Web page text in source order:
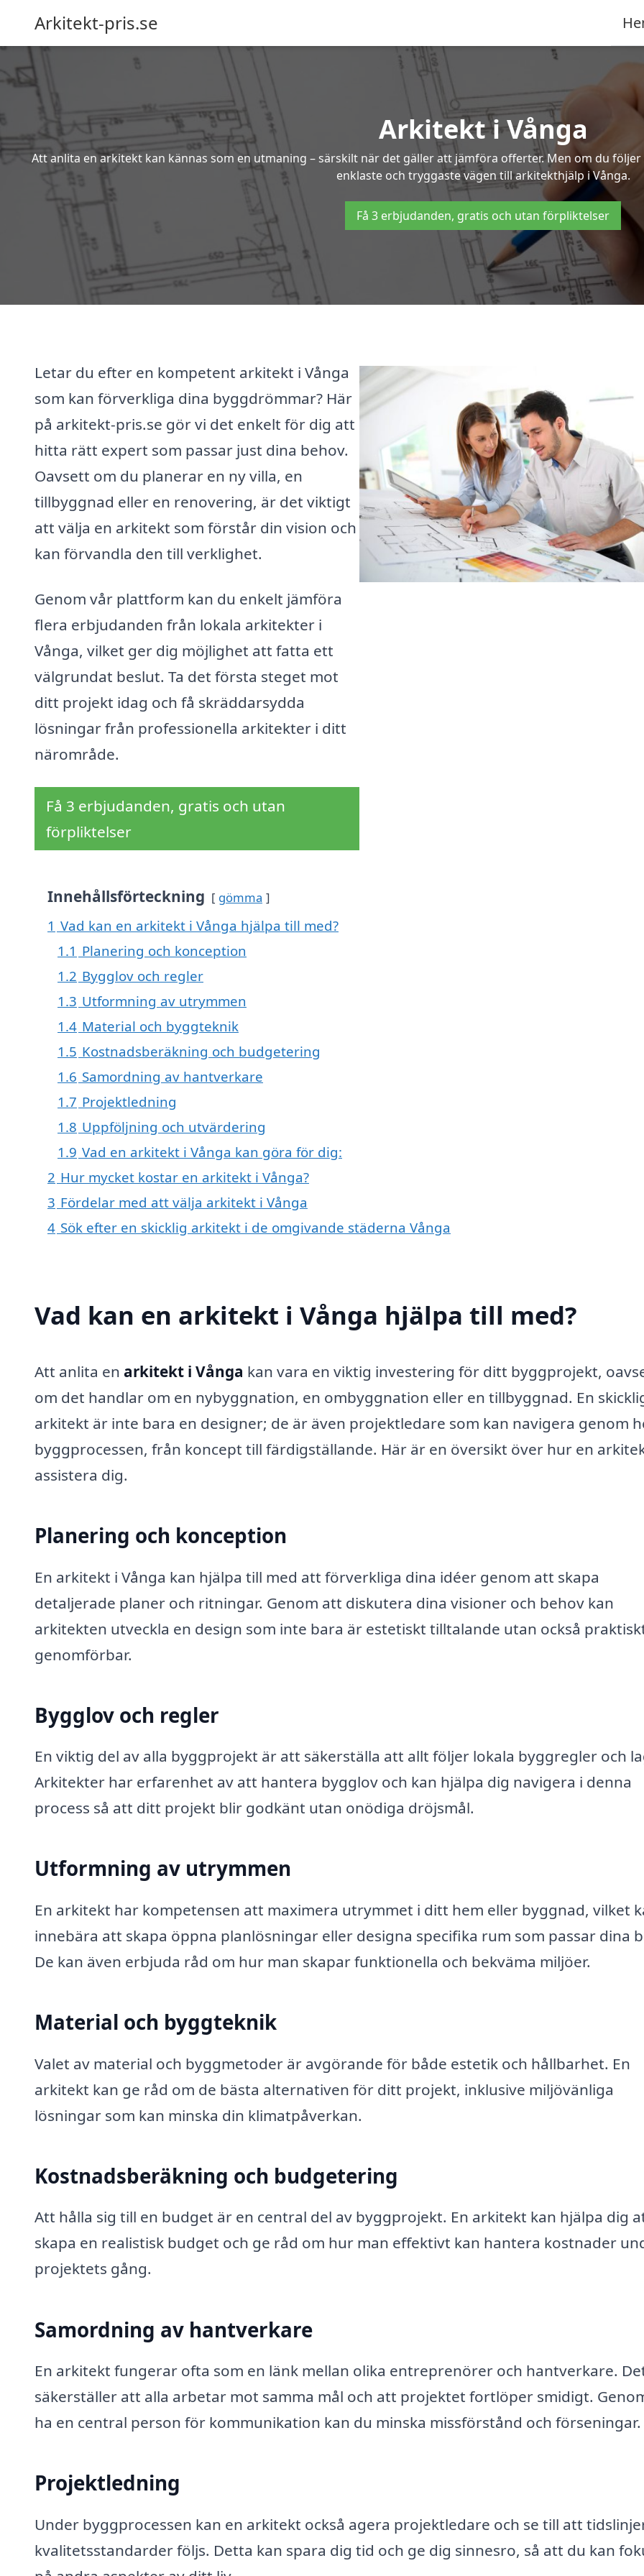
Arkitekt-pris.se
Arkitekt i Vånga
Att anlita en arkitekt kan kännas som en utmaning – särskilt när det gäller att jämföra offerter. Men om du
enklaste och tryggaste vägen till arkitekthjälp i Vånga.
Få 3 erbjudanden, gratis och utan förpliktelser
Letar du efter en kompetent arkitekt i Vånga
som kan förverkliga dina byggdrömmar? Här
på arkitekt-pris.se gör vi det enkelt för dig att
hitta rätt expert som passar just dina behov.
Oavsett om du planerar en ny villa, en
tillbyggnad eller en renovering, är det viktigt
att välja en arkitekt som förstår din vision och
kan förvandla den till verklighet.
Genom vår plattform kan du enkelt jämföra
flera erbjudanden från lokala arkitekter i
Vånga, vilket ger dig möjlighet att fatta ett
välgrundat beslut. Ta det första steget mot
ditt projekt idag och få skräddarsydda
lösningar från professionella arkitekter i ditt
närområde.
Få 3 erbjudanden, gratis och utan
förpliktelser
Innehållsförteckning gömma
1 Vad kan en arkitekt i Vånga hjälpa till med?
1.1 Planering och konception
1.2 Bygglov och regler
1.3 Utformning av utrymmen
1.4 Material och byggteknik
1.5 Kostnadsberäkning och budgetering
1.6 Samordning av hantverkare
1.7 Projektledning
1.8 Uppföljning och utvärdering
1.9 Vad en arkitekt i Vånga kan göra för dig:
2 Hur mycket kostar en arkitekt i Vånga?
3 Fördelar med att välja arkitekt i Vånga
4 Sök efter en skicklig arkitekt i de omgivande städerna Vånga
Vad kan en arkitekt i Vånga hjälpa till med?
Att anlita en arkitekt i Vånga kan vara en viktig investering för ditt byggprojekt,
om det handlar om en nybyggnation, en ombyggnation eller en tillbyggnad. En
arkitekt är inte bara en designer; de är även projektledare som kan navigera genom
byggprocessen, från koncept till färdigställande. Här är en översikt över hur en
assistera dig.
Planering och konception
En arkitekt i Vånga kan hjälpa till med att förverkliga dina idéer genom att skapa
detaljerade planer och ritningar. Genom att diskutera dina visioner och behov kan
arkitekten utveckla en design som inte bara är estetiskt tilltalande utan också
genomförbar.
Bygglov och regler
En viktig del av alla byggprojekt är att säkerställa att allt följer lokala byggregler och
Arkitekter har erfarenhet av att hantera bygglov och kan hjälpa dig navigera i denna
process så att ditt projekt blir godkänt utan onödiga dröjsmål.
Utformning av utrymmen
En arkitekt har kompetensen att maximera utrymmet i ditt hem eller byggnad, vilket
innebära att skapa öppna planlösningar eller designa specifika rum som passar dina
De kan även erbjuda råd om hur man skapar funktionella och bekväma miljöer.
Material och byggteknik
Valet av material och byggmetoder är avgörande för både estetik och hållbarhet. En
arkitekt kan ge råd om de bästa alternativen för ditt projekt, inklusive miljövänliga
lösningar som kan minska din klimatpåverkan.
Kostnadsberäkning och budgetering
Att hålla sig till en budget är en central del av byggprojekt. En arkitekt kan hjälpa dig
skapa en realistisk budget och ge råd om hur man effektivt kan hantera kostnader
projektets gång.
Samordning av hantverkare
En arkitekt fungerar ofta som en länk mellan olika entreprenörer och hantverkare.
säkerställer att alla arbetar mot samma mål och att projektet fortlöper smidigt.
ha en central person för kommunikation kan du minska missförstånd och förseningar.
Projektledning
Under byggprocessen kan en arkitekt också agera projektledare och se till att
kvalitetsstandarder följs. Detta kan spara dig tid och ge dig sinnesro, så att du kan